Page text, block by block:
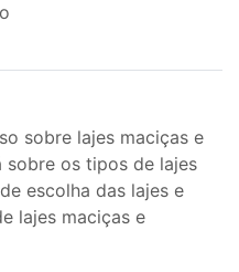
sobre lajes maciças e
sobre os tipos de lajes
escolha das lajes e
lajes maciças e